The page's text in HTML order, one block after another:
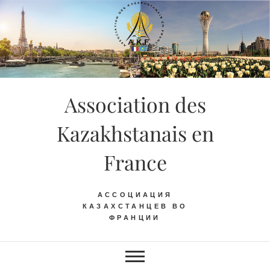
Skip
content
Association des
Kazakhstanais en
France
АССОЦИАЦИЯ
КАЗАХСТАНЦЕВ ВО
ФРАНЦИИ